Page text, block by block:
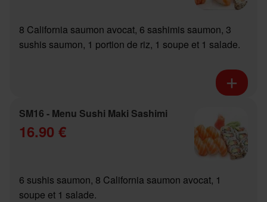
8 California saumon avocat, 6 sashimis saumon, 3
sushis saumon, 1 portion de riz, 1 soupe et 1 salade.
SM16 - Menu Sushi Maki Sashimi
16.90 €
6 sushis saumon, 8 California saumon avocat, 1
soupe et 1 salade.